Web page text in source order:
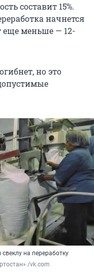
составит 15%.
начнется
еще меньше — 12-
но это
на переработку
/vk.com